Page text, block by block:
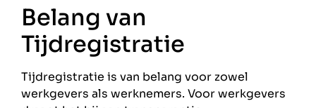
Belang van
Tijdregistratie
Tijdregistratie is van belang voor zowel
werkgevers als werknemers. Voor werkgevers